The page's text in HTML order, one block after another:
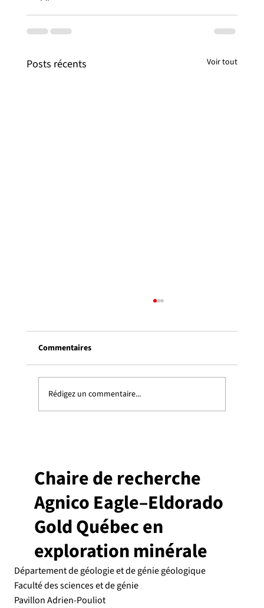
Posts récents Voir tout
Ce projet a pour but de réaliser une étude de
caractérisation régionale de la provenance des
minéraux indicateurs dans un contexte régional au
Nunavik. Ce projet est réalisé en partenariat avec
Commentaires
Rédigez un commentaire...
Chaire de recherche
Agnico Eagle–Eldorado
Gold Québec en
exploration minérale
Département de géologieet de génie géologique
Faculté des sciences et de génie
Pavillon Adrien-Pouliot